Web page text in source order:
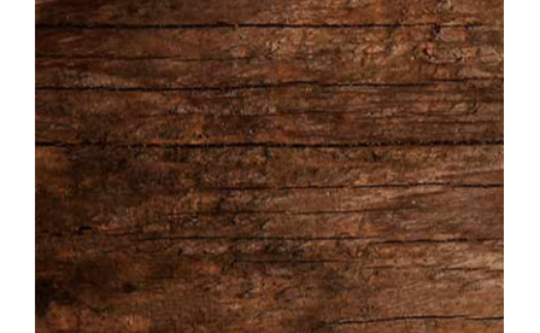
Accueil
À propos
Produits & Services
Plats préparés
Fromages & Charcuteries
Autres produits
Boîte à lunch
Épicerie fine
Autres Produits